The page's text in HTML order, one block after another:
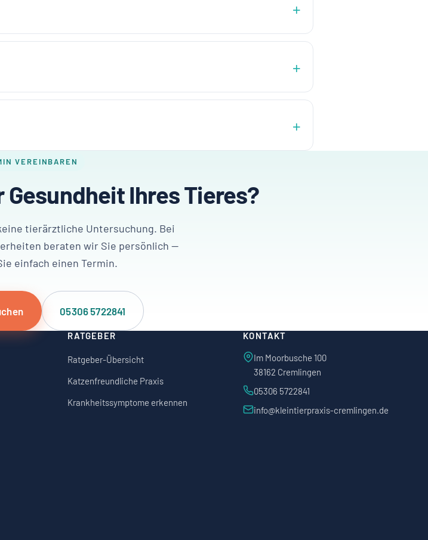
VEREINBAREN
Gesundheit Ihres Tieres?
tierärztliche Untersuchung. Bei
beraten wir Sie persönlich —
einfach einen Termin.
05306 5722841
RATGEBER
Ratgeber-Übersicht
Katzenfreundliche Praxis
Krankheitssymptome erkennen
KONTAKT
Im Moorbusche 100
38162 Cremlingen
05306 5722841
info@kleintierpraxis-cremlingen.de